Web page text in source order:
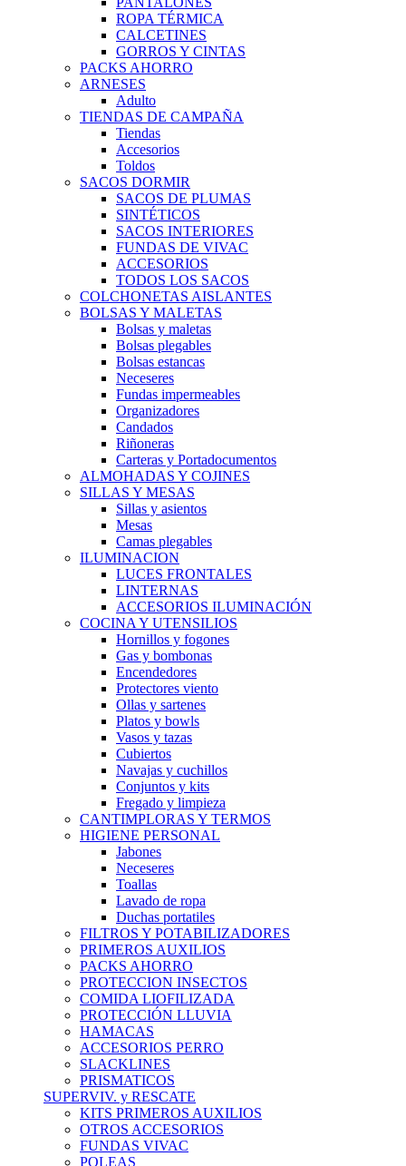
ROPA TÉRMICA
CALCETINES
GORROS Y CINTAS
PACKS AHORRO
ARNESES
Adulto
TIENDAS DE CAMPAÑA
Tiendas
Accesorios
Toldos
SACOS DORMIR
SACOS DE PLUMAS
SINTÉTICOS
SACOS INTERIORES
FUNDAS DE VIVAC
ACCESORIOS
TODOS LOS SACOS
COLCHONETAS AISLANTES
BOLSAS Y MALETAS
Bolsas y maletas
Bolsas plegables
Bolsas estancas
Neceseres
Fundas impermeables
Organizadores
Candados
Riñoneras
Carteras y Portadocumentos
ALMOHADAS Y COJINES
SILLAS Y MESAS
Sillas y asientos
Mesas
Camas plegables
ILUMINACION
LUCES FRONTALES
LINTERNAS
ACCESORIOS ILUMINACIÓN
COCINA Y UTENSILIOS
Hornillos y fogones
Gas y bombonas
Encendedores
Protectores viento
Ollas y sartenes
Platos y bowls
Vasos y tazas
Cubiertos
Navajas y cuchillos
Conjuntos y kits
Fregado y limpieza
CANTIMPLORAS Y TERMOS
HIGIENE PERSONAL
Jabones
Neceseres
Toallas
Lavado de ropa
Duchas portatiles
FILTROS Y POTABILIZADORES
PRIMEROS AUXILIOS
PACKS AHORRO
PROTECCION INSECTOS
COMIDA LIOFILIZADA
PROTECCIÓN LLUVIA
HAMACAS
ACCESORIOS PERRO
SLACKLINES
PRISMATICOS
SUPERVIV. y RESCATE
KITS PRIMEROS AUXILIOS
OTROS ACCESORIOS
FUNDAS VIVAC
POLEAS